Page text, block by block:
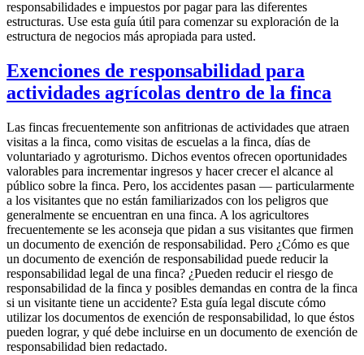
responsabilidades e impuestos por pagar para las diferentes
estructuras. Use esta guía útil para comenzar su exploración de la
estructura de negocios más apropiada para usted.
Exenciones de responsabilidad para
actividades agrícolas dentro de la finca
Las fincas frecuentemente son anfitrionas de actividades que atraen
visitas a la finca, como visitas de escuelas a la finca, días de
voluntariado y agroturismo. Dichos eventos ofrecen oportunidades
valorables para incrementar ingresos y hacer crecer el alcance al
público sobre la finca. Pero, los accidentes pasan — particularmente
a los visitantes que no están familiarizados con los peligros que
generalmente se encuentran en una finca. A los agricultores
frecuentemente se les aconseja que pidan a sus visitantes que firmen
un documento de exención de responsabilidad. Pero ¿Cómo es que
un documento de exención de responsabilidad puede reducir la
responsabilidad legal de una finca? ¿Pueden reducir el riesgo de
responsabilidad de la finca y posibles demandas en contra de la finca
si un visitante tiene un accidente? Esta guía legal discute cómo
utilizar los documentos de exención de responsabilidad, lo que éstos
pueden lograr, y qué debe incluirse en un documento de exención de
responsabilidad bien redactado.